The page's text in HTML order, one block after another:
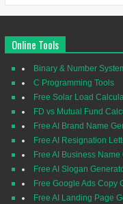
Online Tools
Binary & Number
C Programming Tools
Free Solar Load
FD vs Mutual Fund
Free AI Brand Name
Free AI Resignation
Free AI Business
Free AI Slogan
Free Google Ads Copy
Free AI Landing Page